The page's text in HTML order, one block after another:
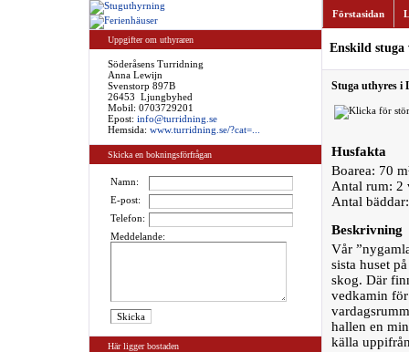
Uppgifter om uthyraren
Söderåsens Turridning
Anna Lewijn
Svenstorp 897B
26453 Ljungbyhed
Mobil: 0703729201
Epost: info@turridning.se
Hemsida: www.turridning.se/?cat=...
Skicka en bokningsförfrågan
Namn:
E-post:
Telefon:
Meddelande:
Här ligger bostaden
Förstasidan
Enskild stuga
Stuga uthyres i
Husfakta
Boarea: 70
Antal rum: 2
Antal
Beskrivning
Vår
sista huset
skog. Där
vedkamin
hallen en
källa